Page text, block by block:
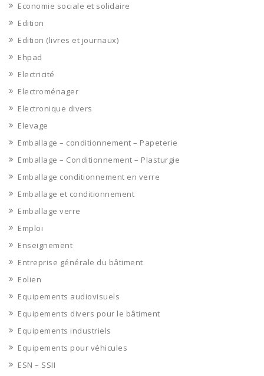
Economie sociale et solidaire
Edition
Edition (livres et journaux)
Ehpad
Electricité
Electroménager
Electronique divers
Elevage
Emballage – conditionnement – Papeterie
Emballage – Conditionnement – Plasturgie
Emballage conditionnement en verre
Emballage et conditionnement
Emballage verre
Emploi
Enseignement
Entreprise générale du bâtiment
Eolien
Equipements audiovisuels
Equipements divers pour le bâtiment
Equipements industriels
Equipements pour véhicules
ESN – SSII